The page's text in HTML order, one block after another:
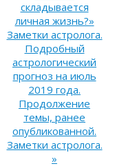
складывается
личная жизнь?»
Заметки астролога.
Подробный
астрологический
прогноз на июль
2019 года.
Продолжение
темы, ранее
опубликованной.
Заметки астролога.
»